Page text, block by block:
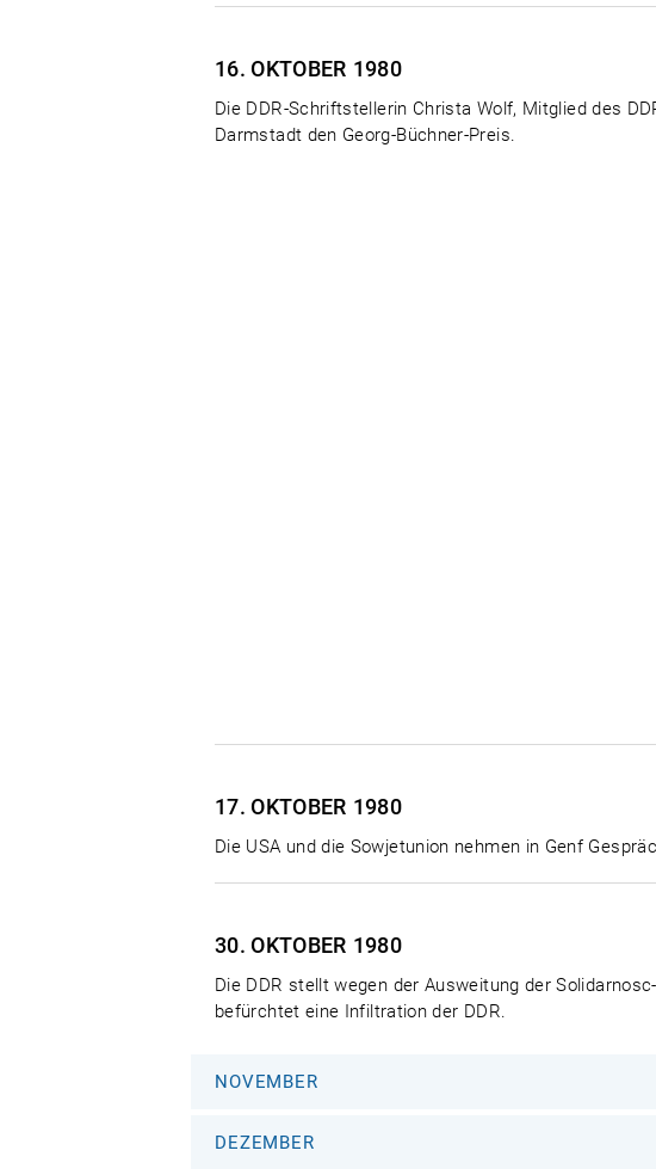
16. OKTOBER 1980
Die DDR-Schriftstellerin Christa Wolf, Mitglied des
Darmstadt den Georg-Büchner-Preis.
17. OKTOBER 1980
Die USA und die Sowjetunion nehmen in Genf
30. OKTOBER 1980
Die DDR stellt wegen der Ausweitung der
befürchtet eine Infiltration der DDR.
NOVEMBER
DEZEMBER